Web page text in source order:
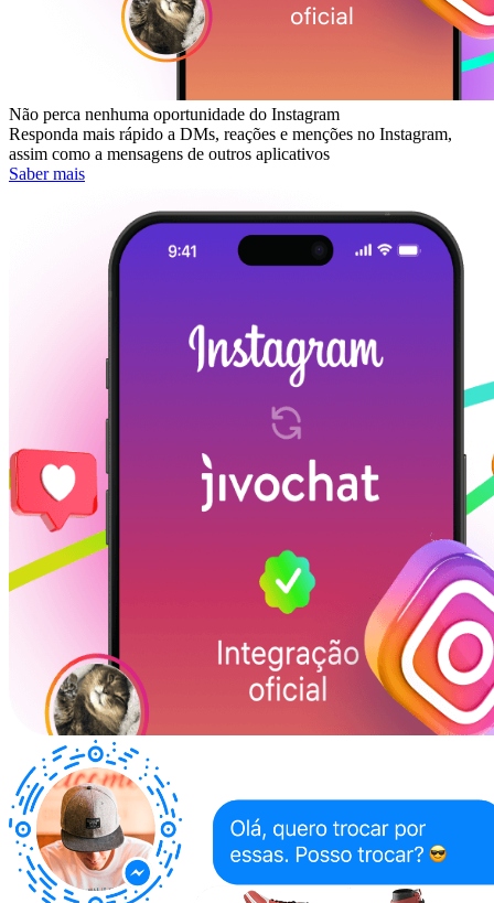
Não perca nenhuma oportunidade do Instagram
Responda mais rápido a DMs, reações e menções no Instagram,
assim como a mensagens de outros aplicativos
Saber mais